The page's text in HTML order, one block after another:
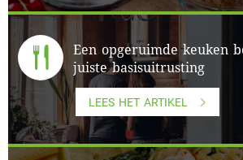
Een opgeruimde keuken
juiste basisuitrusting
LEES HET ARTIKEL